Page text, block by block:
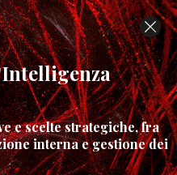
e scelte strategiche, fra
interna e gestione dei